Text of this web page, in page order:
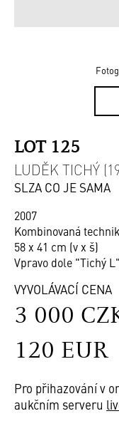
LOT 125
LUDĚK TICHÝ
SLZA CO JE SAMA
2007
Kombinovaná
58 x 41 cm (v x š)
Vpravo dole "Tichý L"
VYVOLÁVACÍ CENA
3 000
120 EUR
Pro přihazování v
aukčním serveru